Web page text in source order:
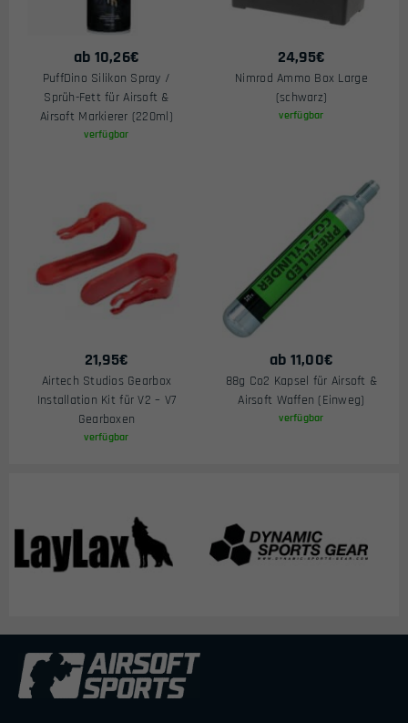
ab 10,26€
PuffDino Silikon Spray /
Sprüh-Fett für Airsoft &
Airsoft Markierer (220ml)
verfügbar
24,95€
Nimrod Ammo Box Large
(schwarz)
verfügbar
21,95€
Airtech Studios Gearbox
Installation Kit für V2 – V7
Gearboxen
verfügbar
ab 11,00€
88g Co2 Kapsel für Airsoft &
Airsoft Waffen (Einweg)
verfügbar